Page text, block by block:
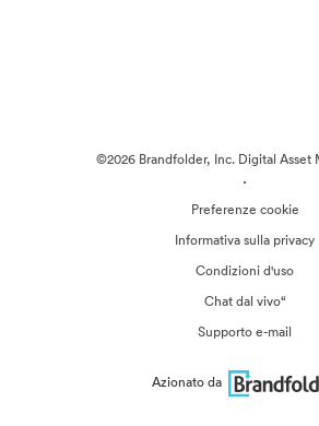
©2026 Brandfolder, Inc. Digital Asset
·
Preferenze cookie
Informativa sulla privacy
Condizioni d'uso
Chat dal vivo“
Supporto e-mail
Azionato da